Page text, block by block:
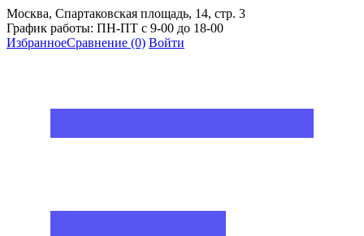
Москва, Спартаковская площадь, 14, стр. 3
График работы: ПН-ПТ с 9-00 до 18-00
ИзбранноеСравнение (0) Войти